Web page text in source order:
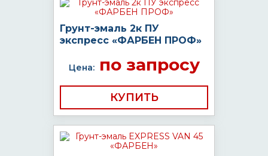
Грунт-эмаль 2к ПУ
экспресс «ФАРБЕН ПРОФ»
Цена:по запросу
КУПИТЬ